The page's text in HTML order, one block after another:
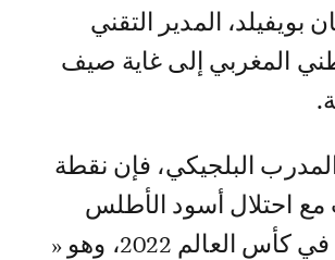
المدير التقني
المغربي إلى غاية صيف
البلجيكي، فإن نقطة
احتلال أسود الأطلس
المركز الرابع في كأس العالم 2022، وهو «